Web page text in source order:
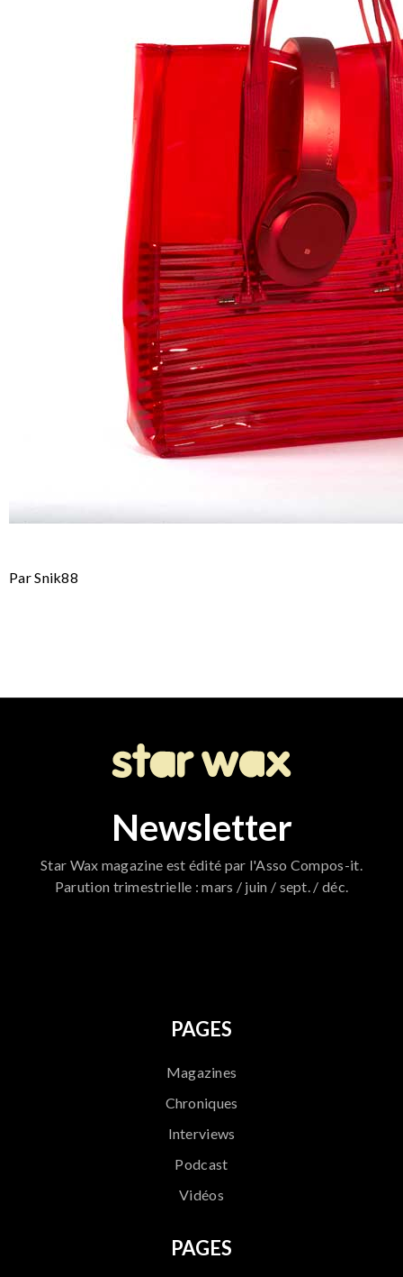
Par Snik88
Newsletter
Star Wax magazine est édité par l'Asso Compos-it.
Parution trimestrielle : mars / juin / sept. / déc.
PAGES
Magazines
Chroniques
Interviews
Podcast
Vidéos
PAGES